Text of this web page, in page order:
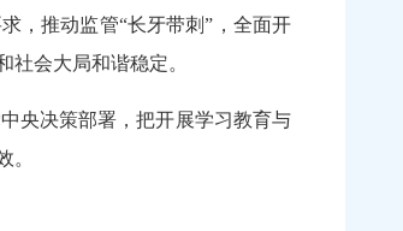
，推动监管“长牙带刺”，全面开
会大局和谐稳定。
央决策部署，把开展学习教育与
。